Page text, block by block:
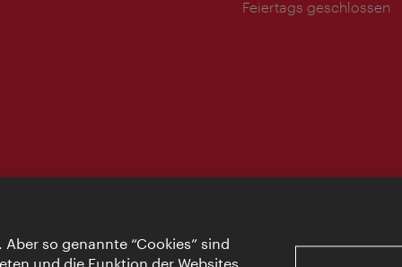
Feiertags geschlossen
so genannte “Cookies” sind
und die Funktion der Websites